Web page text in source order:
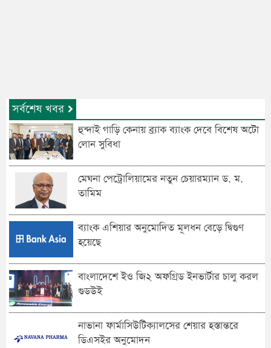
সর্বশেষ খবর
হুন্দাই গাড়ি কেনায় ব্র্যাক ব্যাংক দেবে বিশেষ অটো
লোন সুবিধা
মেঘনা পেট্রোলিয়ামের নতুন চেয়ারম্যান ড. ম.
তামিম
ব্যাংক এশিয়ার অনুমোদিত মূলধন বেড়ে দ্বিগুণ
হয়েছে
বাংলাদেশে ইও জি২ অফগ্রিড ইনভার্টার চালু করল
গুডউই
নাভানা ফার্মাসিউটিক্যালসের শেয়ার হস্তান্তরে
ডিএসইর অনুমোদন